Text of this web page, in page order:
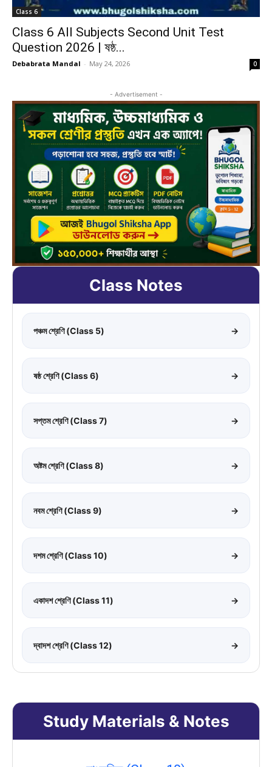
Class 6
Class 6 All Subjects Second Unit Test
Question 2026 | ষষ্ঠ...
Debabrata Mandal - May 24, 2026 0
- Advertisement -
Class Notes
পঞ্চম শ্রেণি (Class 5) →
ষষ্ঠ শ্রেণি (Class 6) →
সপ্তম শ্রেণি (Class 7) →
অষ্টম শ্রেণি (Class 8) →
নবম শ্রেণি (Class 9) →
দশম শ্রেণি (Class 10) →
একাদশ শ্রেণি (Class 11) →
দ্বাদশ শ্রেণি (Class 12) →
Study Materials & Notes